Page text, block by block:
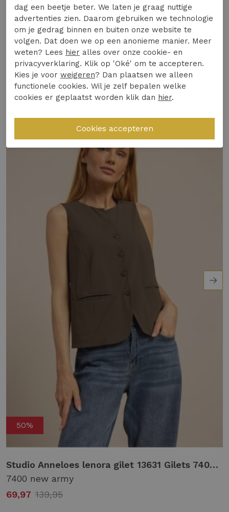
Materiaal & Comfort:Gemaakt van een
zachte, gebreide stof die heerlijk aanvoelt op
de huid.
Design & Pasvorm:De tijdloze snit van dit
gilet zorgt voor een flatterende pasvorm die
moeiteloos te combineren is.
Gemaakt van:
Polyamide)
Duurzaamheid of Kwaliteit:Dit gilet is een
slimme investering dankzij de hoogwaardige
materialen die lang mooi blijven.
Veelgestelde vraag: Is dit kledingstuk geschikt
voor dagelijks gebruik en welk seizoen?
Dit gilet is ideaal voor dagelijks gebruik tijdens
de Nederlandse zomermaanden. Combineer het
met een lichte blouse voor een casual en toch
verfijnde look.
Ontdek het zelf!
Specificaties
Winkelvoorraad
Gerelateerde producten
50%
Studio Anneloes lenora gilet 13631 Gilets 7400 new army
7400 new army
69,97 139,95
dag een beetje beter. We laten je graag nuttige
advertenties zien. Daarom gebruiken we technologie
om je gedrag binnen en buiten onze website te
volgen. Dat doen we op een anonieme manier. Meer
weten? Lees hier alles over onze cookie- en
privacyverklaring. Klik op 'Oké' om te accepteren.
Kies je voor weigeren? Dan plaatsen we alleen
functionele cookies. Wil je zelf bepalen welke
cookies er geplaatst worden klik dan hier.